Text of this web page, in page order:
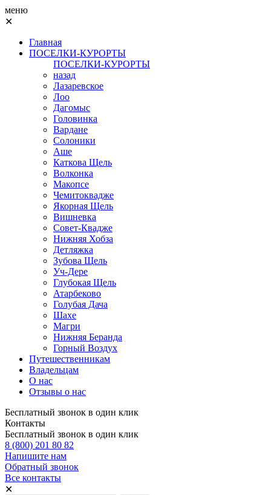
меню
✕
Главная
ПОСЕЛКИ-КУРОРТЫ
ПОСЕЛКИ-КУРОРТЫ
назад
Лазаревское
Лоо
Дагомыс
Головинка
Вардане
Солоники
Аше
Каткова Щель
Волконка
Макопсе
Чемитоквадже
Якорная Щель
Вишневка
Совет-Квадже
Нижняя Хобза
Детляжка
Зубова Щель
Уч-Дере
Глубокая Щель
Атарбеково
Голубая Дача
Шахе
Магри
Нижняя Беранда
Горный Воздух
Путешественникам
Владельцам
О нас
Отзывы о нас
Бесплатный звонок в один клик
Контакты
Бесплатный звонок в один клик
8 (800) 201 80 82
Напишите нам
Обратный звонок
Все контакты
✕